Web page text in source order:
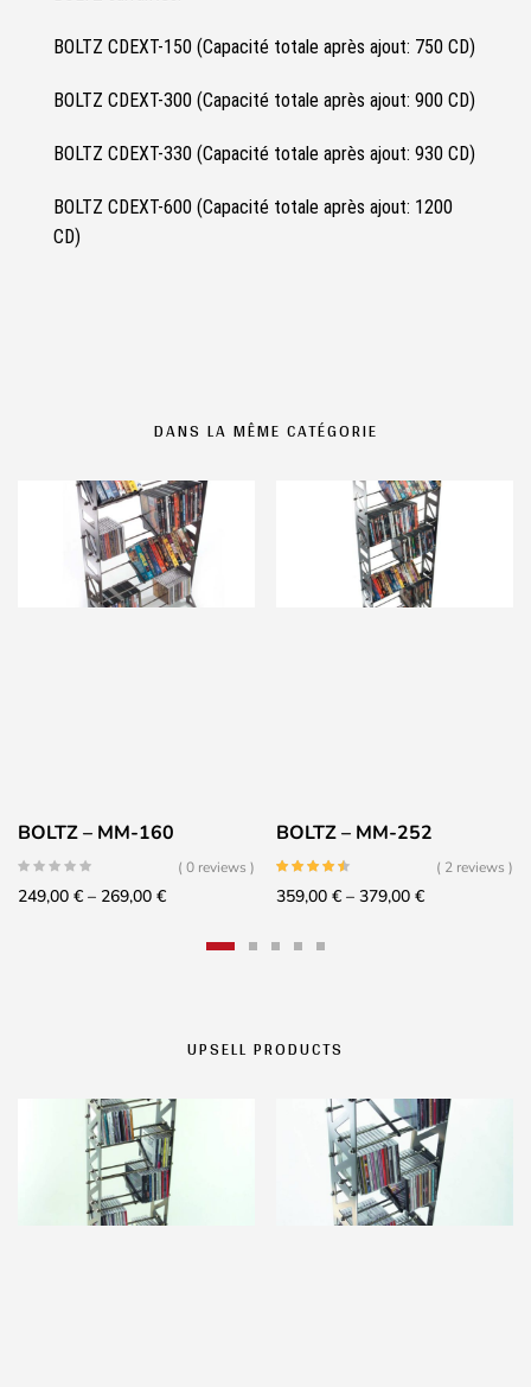
BOLTZ CDEXT-150 (Capacité totale après ajout: 750 CD)
BOLTZ CDEXT-300 (Capacité totale après ajout: 900 CD)
BOLTZ CDEXT-330 (Capacité totale après ajout: 930 CD)
BOLTZ CDEXT-600 (Capacité totale après ajout: 1200
CD)
DANS LA MÊME CATÉGORIE
BOLTZ – MM-160
( 0 reviews )
249,00 € – 269,00 €Price
249,00 €
BOLTZ – MM-252
( 2 reviews )
359,00 € – 379,00 €Price
UPSELL PRODUCTS